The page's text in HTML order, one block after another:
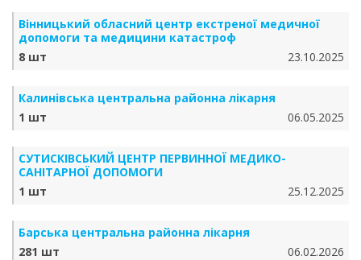
Вінницький обласний центр екстреної медичної
допомоги та медицини катастроф
8 шт
23.10.2025
Калинівська центральна районна лікарня
1 шт
06.05.2025
СУТИСКІВСЬКИЙ ЦЕНТР ПЕРВИННОЇ МЕДИКО-
САНІТАРНОЇ ДОПОМОГИ
1 шт
25.12.2025
Барська центральна районна лікарня
281 шт
06.02.2026